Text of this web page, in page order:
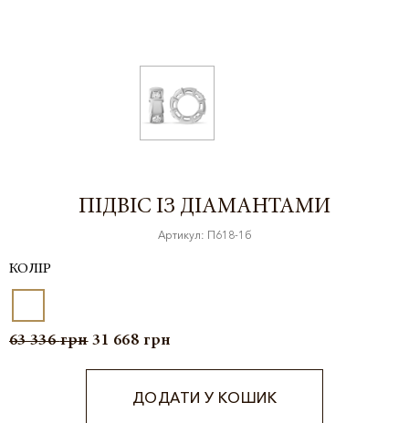
ПІДВІС ІЗ ДІАМАНТАМИ
Артикул: П618-1б
КОЛІР
63 336грн 31 668 грн
ДОДАТИ У КОШИК